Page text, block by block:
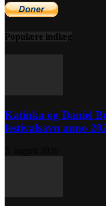
Populære indlæg
Katinka og Daniel
festivalsavn anno